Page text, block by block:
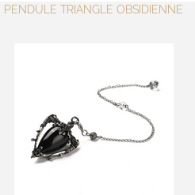
PENDULE TRIANGLE OBSIDIENNE